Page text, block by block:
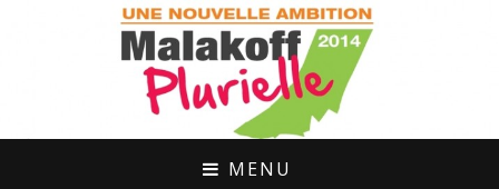
MALAKOFF
PLURIELLE
UNE ALTERNATIVE CITOYENNE POUR
MALAKOFF
MENU